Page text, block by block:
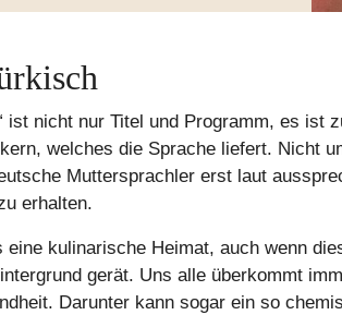
ist nicht nur Titel und Programm, es ist
welches die Sprache liefert. Nicht
Muttersprachler erst laut
erhalten.
eine kulinarische Heimat, auch wenn
gerät. Uns alle überkommt
Darunter kann sogar ein so
Zart schwebender